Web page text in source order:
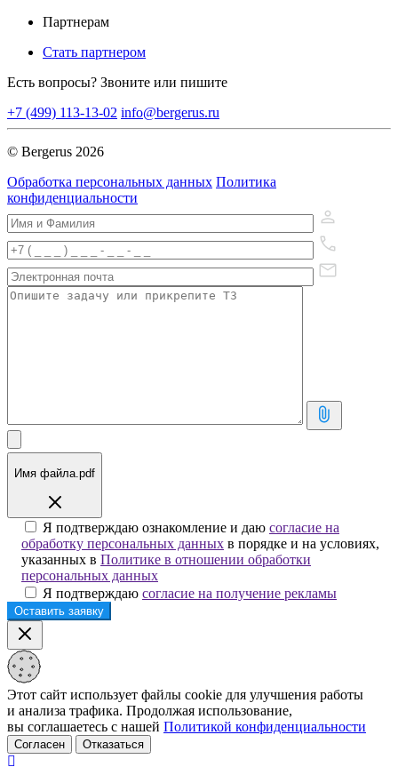
Партнерам
Стать партнером
Есть вопросы? Звоните или пишите
+7 (499) 113-13-02 info@bergerus.ru
© Bergerus 2026
Обработка персональных данных Политика
конфиденциальности
Имя файла.pdf
Я подтверждаю ознакомление и даю согласие на
обработку персональных данных в порядке и на условиях,
указанных в Политике в отношении обработки
персональных данных
Я подтверждаю согласие на получение рекламы
Этот сайт использует файлы cookie для улучшения работы
и анализа трафика. Продолжая использование,
вы соглашаетесь с нашей Политикой конфиденциальности
Согласен Отказаться